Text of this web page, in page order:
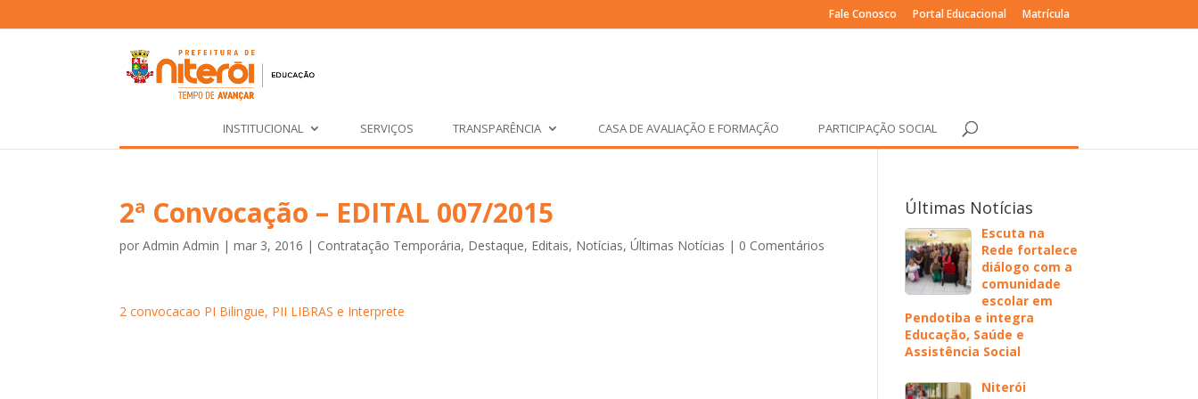
Fale Conosco Portal Educacional Matrícula
INSTITUCIONAL SERVIÇOS TRANSPARÊNCIA CASA DE AVALIAÇÃO E FORMAÇÃO PARTICIPAÇÃO SOCIAL
2ª Convocação – EDITAL 007/2015
porAdmin Admin |mar 3, 2016 | Contratação Temporária, Destaque, Editais, Notícias,Últimas Notícias | 0 Comentários
2 convocacao PI Bilingue, PII LIBRAS e Interprete
Últimas Notícias
Escuta na
Rede fortalece
diálogo com a
comunidade
escolar em
Pendotiba e integra
Educação, Saúde e
Assistência Social
Niterói